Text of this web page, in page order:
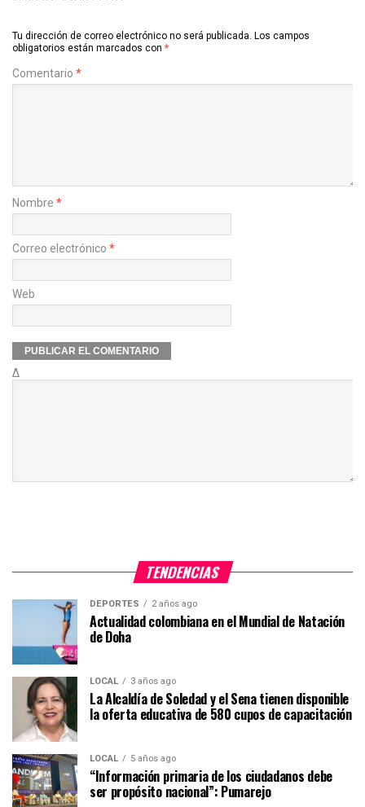
Tu dirección de correo electrónico no será publicada. Los campos
obligatorios están marcados con *
Comentario *
Nombre *
Correo electrónico *
Web
Δ
TENDENCIAS
DEPORTES 2 años ago
Actualidad colombiana en el Mundial de Natación
de Doha
LOCAL 3 años ago
La Alcaldía de Soledad y el Sena tienen disponible
la oferta educativa de 580 cupos de capacitación
LOCAL 5 años ago
“Información primaria de los ciudadanos debe
ser propósito nacional”: Pumarejo